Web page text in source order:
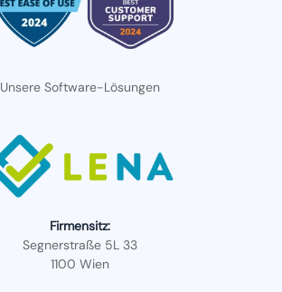
Unsere Software-Lösungen
Firmensitz:
Segnerstraße 5L 33
1100 Wien